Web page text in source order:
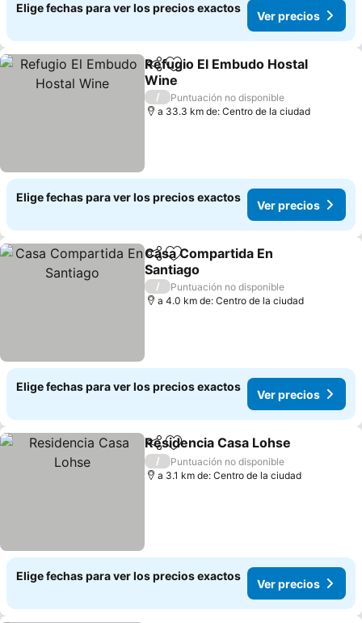
Elige fechas para ver los precios exactos
Ver precios
CompartirAgregar a favoritos
Refugio El Embudo Hostal
Wine
Ver precios
/
Puntuación no disponible
a 33.3 km de: Centro de la ciudad
Elige fechas para ver los precios exactos
Ver precios
CompartirAgregar a favoritos
Casa Compartida En
Santiago
Ver precios
/
Puntuación no disponible
a 4.0 km de: Centro de la ciudad
Elige fechas para ver los precios exactos
Ver precios
CompartirAgregar a favoritos
Residencia Casa Lohse
/
Puntuación no disponible
a 3.1 km de: Centro de la ciudad
Elige fechas para ver los precios exactos
Ver precios